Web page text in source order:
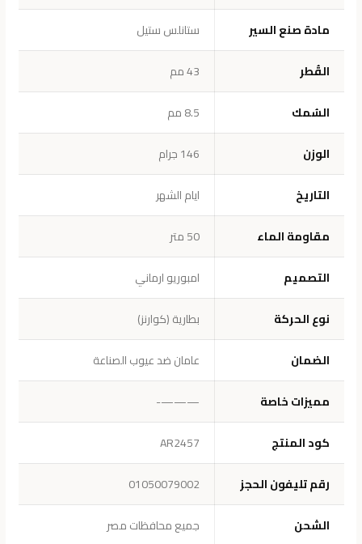
مادة صنع السير
ستانلس ستيل
القُطر
43 مم
السُمك
8.5 مم
الوزن
146 جرام
التاريخ
ايام الشهر
مقاومة الماء
50 متر
التصميم
امبوريو ارماني
نوع الحركة
بطارية (كوارنز)
الضمان
عامان ضد عيوب الصناعة
مميزات خاصة
———-
كود المنتج
AR2457
رقم تليفون الحجز
01050079002
الشحن
جميع محافظات مصر